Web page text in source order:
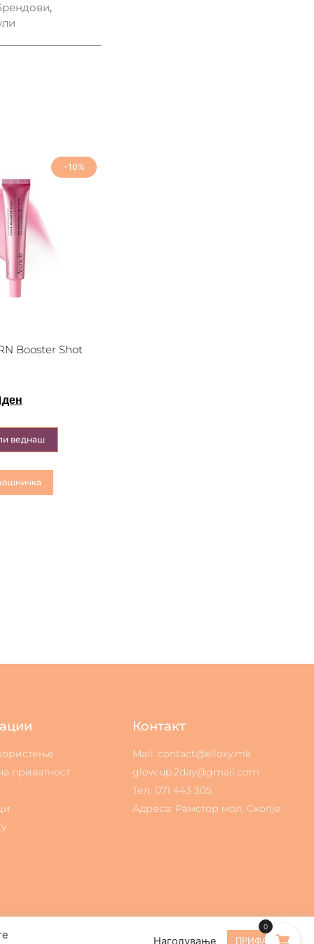
,
-10%
Booster Shot
ден
веднаш
приватност
Контакт
Mail: contact@elloxy.mk
glow.up.2day@gmail.com
Тел: 071 443 305
Адреса: Рамстор мол, Скопје
Нагодување ПРИФАЌАМ
0